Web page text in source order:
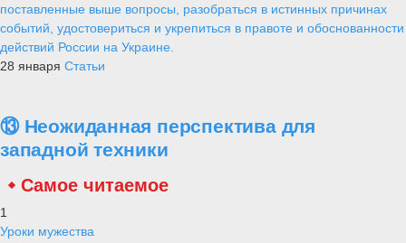
поставленные выше вопросы, разобраться в истинных причинах
событий, удостовериться и укрепиться в правоте и обоснованности
действий России на Украине.
28 января Статьи
⑬ Неожиданная перспектива для
западной техники
Самое читаемое
1
Уроки мужества